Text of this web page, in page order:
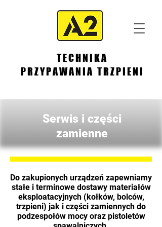
TECHNIKA
PRZYPAWANIA TRZPIENI
Serwis i części
zamienne
Do zakupionych urządzeń zapewniamy
stałe i terminowe dostawy materiałów
eksploatacyjnych (kołków, bolców,
trzpieni) jak i części zamiennych do
podzespołów mocy oraz pistoletów